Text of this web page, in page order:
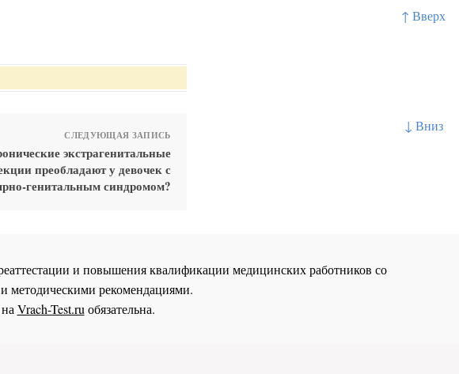
↑ Вверх
↓ Вниз
СЛЕДУЮЩАЯ ЗАПИСЬ
экстрагенитальные
преобладают у девочек с
генитальным синдромом?
и повышения квалификации медицинских работников со
методическими рекомендациями.
Vrach-Test.ruобязательна.